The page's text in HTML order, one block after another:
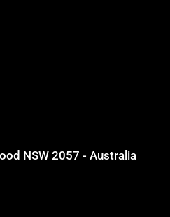
NSW 2057 - Australia